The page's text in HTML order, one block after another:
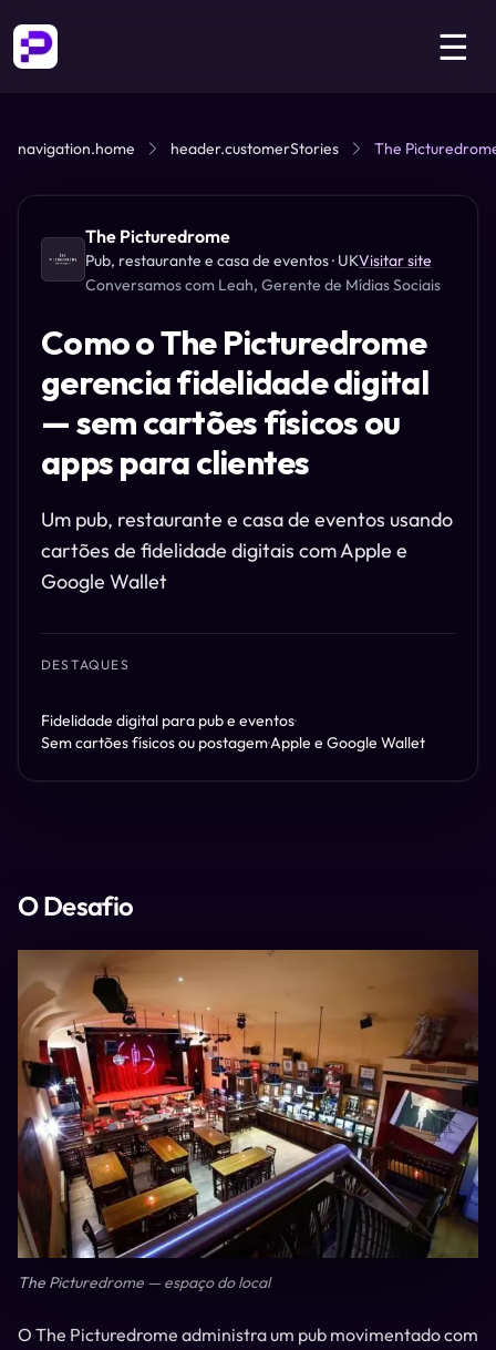
☰
navigation.home header.customerStories The
The Picturedrome
Pub, restaurante e casa de eventos· UKVisitar site
Conversamos com Leah, Gerente de Mídias Sociais
Como o The Picturedrome
gerencia fidelidade digital
— sem cartões físicos ou
apps para clientes
Um pub, restaurante e casa de eventos usando
cartões de fidelidade digitais com Apple e
Google Wallet
DESTAQUES
Fidelidade digital para pub e eventos·
Sem cartões físicos ou postagem·Apple e Google Wallet
O Desafio
The Picturedrome — espaço do local
O The Picturedrome administra um pub movimentado com